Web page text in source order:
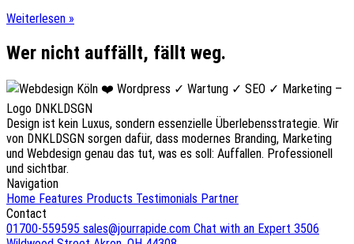
Weiterlesen »
Wer nicht auffällt, fällt weg.
Design ist kein Luxus, sondern essenzielle Überlebensstrategie. Wir
von DNKLDSGN sorgen dafür, dass modernes Branding, Marketing
und Webdesign genau das tut, was es soll: Auffallen. Professionell
und sichtbar.
Navigation
Home Features Products Testimonials Partner
Contact
01700-559595 sales@jourrapide.com Chat with an Expert 3506